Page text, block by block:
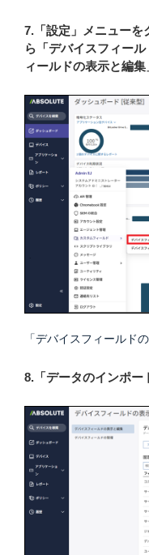
7.「設定」メニューを
ら「デバイスフィー
ィールドの表示と編集
「デバイスフィールド
8.「データのインポー